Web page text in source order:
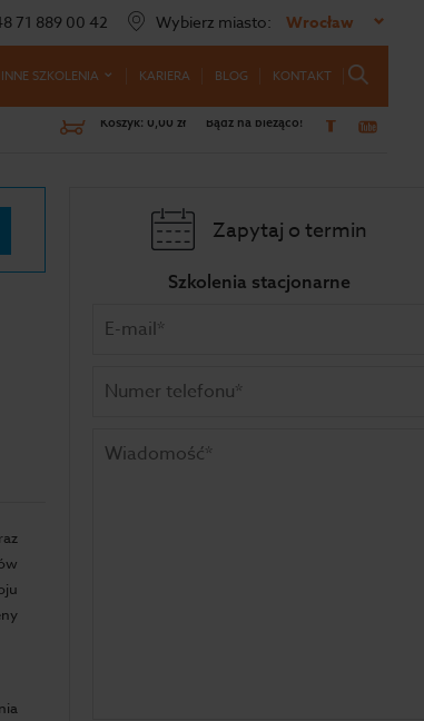
71 889 00 42 Wybierz miasto: Wrocław
INNE SZKOLENIA KARIERA BLOG KONTAKT
Koszyk: 0,00 zł Bądź na bieżąco!
Zapytaj o termin
Szkolenia stacjonarne